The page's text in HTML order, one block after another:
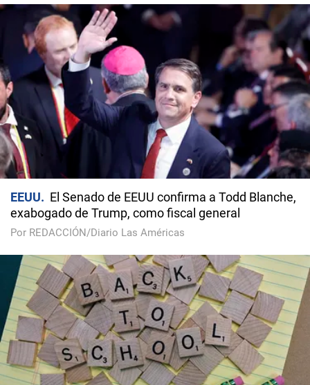
EEUU
El Senado de EEUU confirma a Todd Blanche,
exabogado de Trump, como fiscal general
Por REDACCIÓN/Diario Las Américas